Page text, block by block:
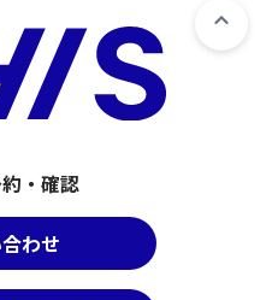
・確認
わせ